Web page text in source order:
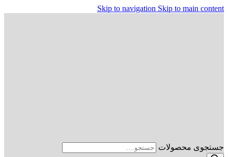
Skip to navigation Skip to main content
جستجوی محصولات